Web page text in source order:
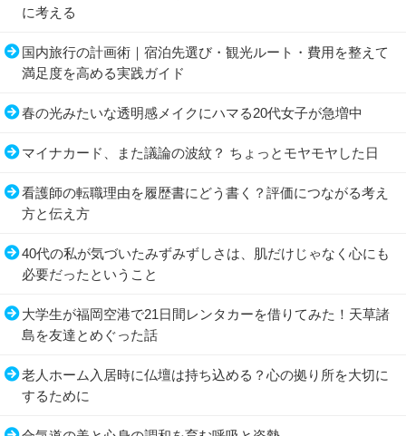
に考える
国内旅行の計画術｜宿泊先選び・観光ルート・費用を整えて
満足度を高める実践ガイド
春の光みたいな透明感メイクにハマる20代女子が急増中
マイナカード、また議論の波紋？ ちょっとモヤモヤした日
看護師の転職理由を履歴書にどう書く？評価につながる考え
方と伝え方
40代の私が気づいたみずみずしさは、肌だけじゃなく心にも
必要だったということ
大学生が福岡空港で21日間レンタカーを借りてみた！天草諸
島を友達とめぐった話
老人ホーム入居時に仏壇は持ち込める？心の拠り所を大切に
するために